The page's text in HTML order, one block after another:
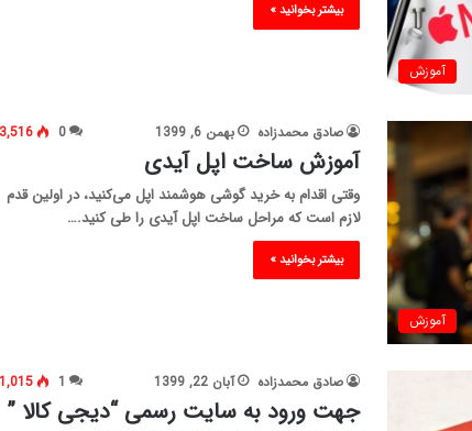
آموزش
بیشتر بخوانید »
آموزش
صادق محمدزاده بهمن 6, 1399 0
آموزش ساخت اپل آیدی
وقتی اقدام به خرید گوشی هوشمند اپل می‌کنید، در اولین قدم
لازم است که مراحل ساخت اپل آیدی را طی کنید.…
بیشتر بخوانید »
صادق محمدزاده آبان 22, 1399 1
جهت ورود به سایت رسمی “دیجی کالا ”